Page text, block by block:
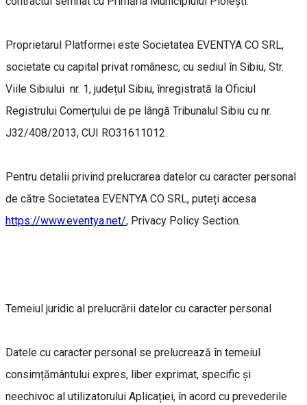
Proprietarul Platformei este Societatea EVENTYA CO SRL,
societate cu capital privat românesc, cu sediul în Sibiu, Str.
Viile Sibiului nr. 1, județul Sibiu, înregistrată la Oficiul
Registrului Comerțului de pe lângă Tribunalul Sibiu cu nr.
J32/408/2013, CUI RO31611012.
Pentru detalii privind prelucrarea datelor cu caracter personal
de către Societatea EVENTYA CO SRL, puteți accesa
https://www.eventya.net/, Privacy Policy Section.
Temeiul juridic al prelucrării datelor cu caracter personal
Datele cu caracter personal se prelucrează în temeiul
consimțământului expres, liber exprimat, specific și
neechivoc al utilizatorului Aplicației, în acord cu prevederile